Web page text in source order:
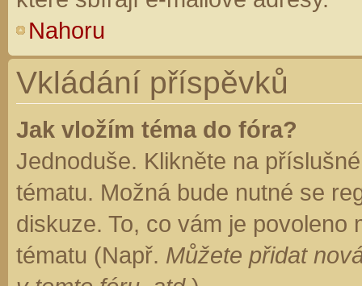
Nahoru
Vkládání příspěvků
Jak vložím téma do fóra?
Jednoduše. Klikněte na
tématu. Možná bude nutné se
diskuze. To, co vám je
tématu (Např. Můžete přidat